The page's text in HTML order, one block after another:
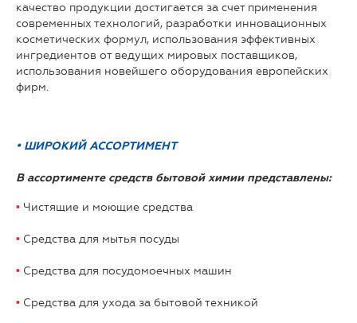
качество продукции достигается за счет применения
современных технологий, разработки инновационных
косметических формул, использования эффективных
ингредиентов от ведущих мировых поставщиков,
использования новейшего оборудования европейских
фирм.
• ШИРОКИЙ АССОРТИМЕНТ
В ассортименте средств бытовой химии представлены:
• Чистящие и моющие средства
• Средства для мытья посуды
• Средства для посудомоечных машин
• Средства для ухода за бытовой техникой